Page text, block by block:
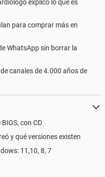
explicó lo que es
para comprar más en
WhatsApp sin borrar la
canales de 4.000 años de
con CD
y qué versiones existen
11,10, 8, 7